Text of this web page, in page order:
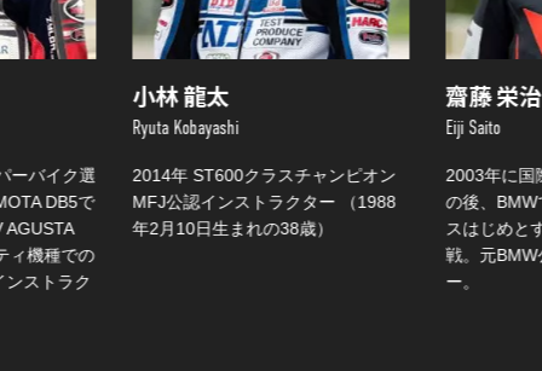
ーバイク選
DB5で
ィ機種での
ンストラク
小林 龍太
Ryuta Kobayashi
2014年 ST600クラスチャンピオン
MFJ公認インストラクター （1988
年2月10日生まれの38歳）
齋藤 栄治
Eiji Saito
2003年に国
の後、
スはじめと
戦。元
ー。